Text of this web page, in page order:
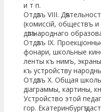
и т п.
Отдѣлъ VIII.
(ко­миссій, обществъ
дѣлѣ народнаго
Отдѣлъ IX.
фонари, школьные
ленты къ нимъ,
къ устройству
Отдѣлъ X. Общая
діаграммы, картины,
Устройство этой
гор. Екатерин­бургѣ